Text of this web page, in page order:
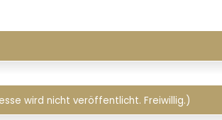
wird nicht veröffentlicht. Freiwillig.)